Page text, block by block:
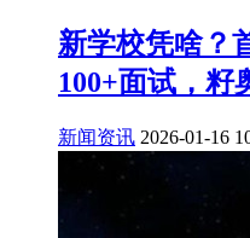
新学校凭啥？
100+面试，籽
新闻资讯 2026-01-16